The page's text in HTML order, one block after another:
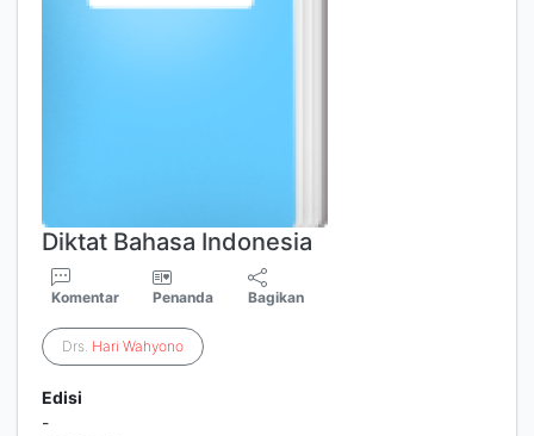
Diktat Bahasa Indonesia
Komentar Penanda Bagikan
Drs. Hari Wahyono
Edisi
-